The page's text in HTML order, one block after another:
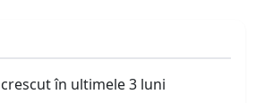
în ultimele 3 luni